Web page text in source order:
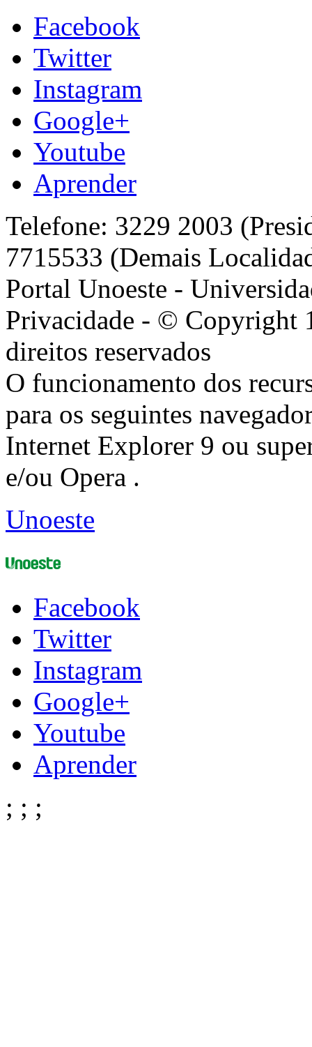
Facebook
Twitter
Instagram
Google+
Youtube
Aprender
Telefone: 3229 2003
7715533 (Demais
Portal Unoeste -
Privacidade - © Copyright
direitos reservados
O funcionamento dos
para os seguintes
Internet Explorer 9 ou
e/ou Opera .
Unoeste
Facebook
Twitter
Instagram
Google+
Youtube
Aprender
; ; ;